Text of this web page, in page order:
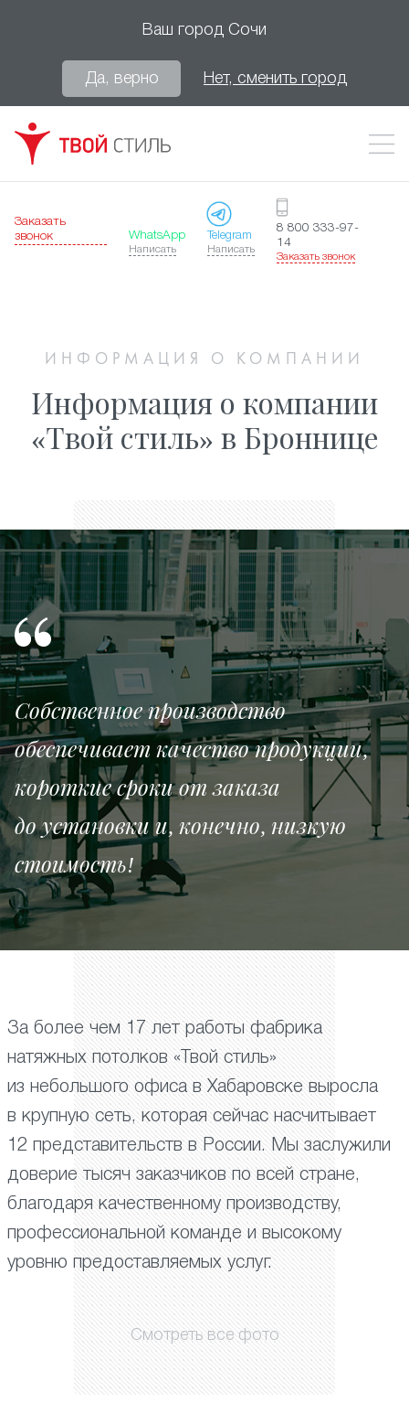
Ваш город Сочи
Да, верно Нет, сменить город
Заказать
звонок
WhatsApp
Написать
Telegram
Написать
8 800 333-97-
14
Заказать звонок
ИНФОРМАЦИЯ О КОМПАНИИ
Информация о компании
«Твой стиль» в Броннице
Собственное производство
обеспечивает качество продукции,
короткие сроки от заказа
до установки и, конечно, низкую
стоимость!
За более чем 17 лет работы фабрика
натяжных потолков «Твой стиль»
из небольшого офиса в Хабаровске выросла
в крупную сеть, которая сейчас насчитывает
12 представительств в России. Мы заслужили
доверие тысяч заказчиков по всей стране,
благодаря качественному производству,
профессиональной команде и высокому
уровню предоставляемых услуг.
Смотреть все фото